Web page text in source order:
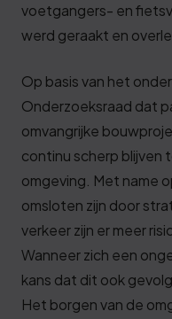
voetgangers- en
werd geraakt en
Op basis van het
Onderzoeksraad dat
omvangrijke
continu scherp blijven
omgeving. Met name
omsloten zijn door
verkeer zijn er meer
Wanneer zich een
kans dat dit ook
Het borgen van de